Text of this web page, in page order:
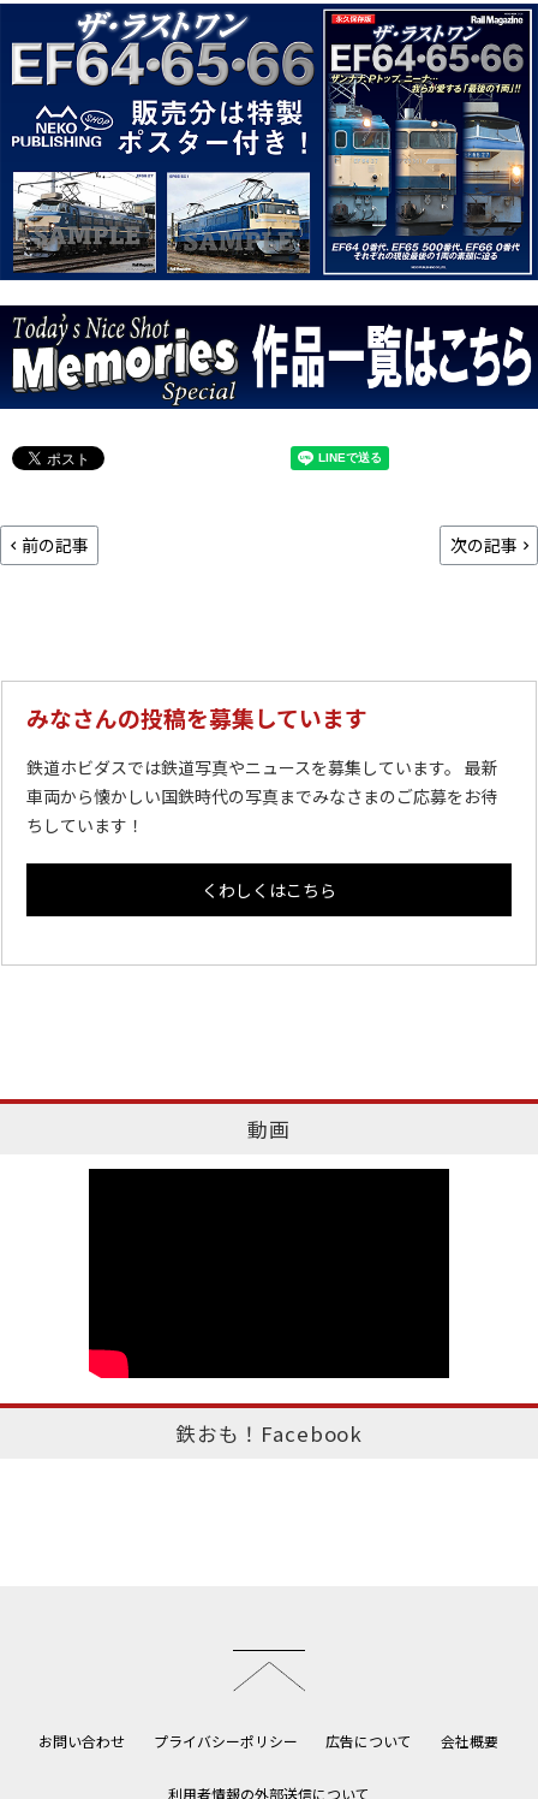
前の記事 次の記事
みなさんの投稿を募集しています
鉄道ホビダスでは鉄道写真やニュースを募集しています。 最新
車両から懐かしい国鉄時代の写真までみなさまのご応募をお待
ちしています！
くわしくはこちら
動画
鉄おも！Facebook
お問い合わせ プライバシーポリシー 広告について 会社概要
利用者情報の外部送信について